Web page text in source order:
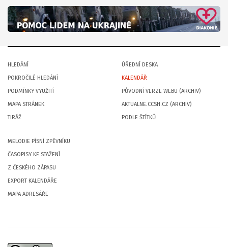
HLEDÁNÍ
POKROČILÉ HLEDÁNÍ
PODMÍNKY VYUŽITÍ
MAPA STRÁNEK
TIRÁŽ
ÚŘEDNÍ DESKA
KALENDÁŘ
PŮVODNÍ VERZE WEBU (ARCHIV)
AKTUALNE.CCSH.CZ (ARCHIV)
PODLE ŠTÍTKŮ
MELODIE PÍSNÍ ZPĚVNÍKU
ČASOPISY KE STAŽENÍ
Z ČESKÉHO ZÁPASU
EXPORT KALENDÁŘE
MAPA ADRESÁŘE